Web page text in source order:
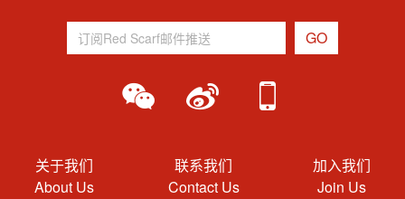
关于我们
About Us
联系我们
Contact Us
加入我们
Join Us